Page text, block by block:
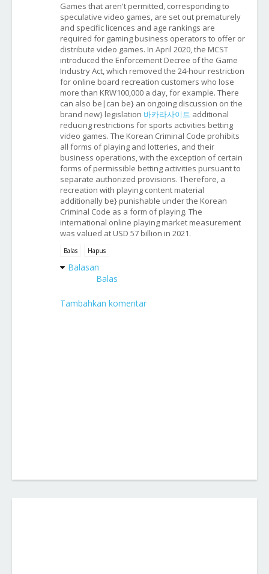
Games that aren't permitted, corresponding to
speculative video games, are set out prematurely
and specific licences and age rankings are
required for gaming business operators to offer or
distribute video games. In April 2020, the MCST
introduced the Enforcement Decree of the Game
Industry Act, which removed the 24-hour restriction
for online board recreation customers who lose
more than KRW100,000 a day, for example. There
can also be|can be} an ongoing discussion on the
brand new} legislation 바카라사이트 additional
reducing restrictions for sports activities betting
video games. The Korean Criminal Code prohibits
all forms of playing and lotteries, and their
business operations, with the exception of certain
forms of permissible betting activities pursuant to
separate authorized provisions. Therefore, a
recreation with playing content material
additionally be} punishable under the Korean
Criminal Code as a form of playing. The
international online playing market measurement
was valued at USD 57 billion in 2021.
Balas Hapus
Balasan
Balas
Tambahkan komentar